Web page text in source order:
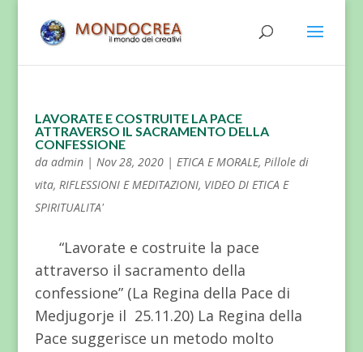
LAVORATE E COSTRUITE LA PACE
ATTRAVERSO IL SACRAMENTO DELLA
CONFESSIONE
da admin| Nov 28, 2020| ETICA E MORALE, Pillole di
vita, RIFLESSIONI E MEDITAZIONI, VIDEO DI ETICA E
SPIRITUALITA'
“Lavorate e costruite la pace
attraverso il sacramento della
confessione” (La Regina della Pace di
Medjugorje il 25.11.20) La Regina della
Pace suggerisce un metodo molto